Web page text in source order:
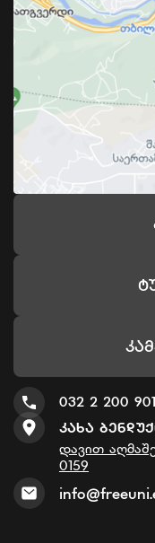
032 2 200 901
Კახა
დავით
0159